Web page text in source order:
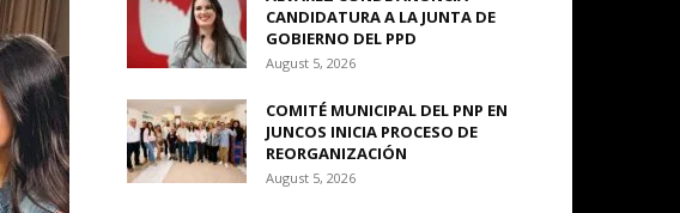
CANDIDATURA A LA JUNTA DE
GOBIERNO DEL PPD
August 5, 2026
COMITÉ MUNICIPAL DEL PNP EN
JUNCOS INICIA PROCESO DE
REORGANIZACIÓN
August 5, 2026